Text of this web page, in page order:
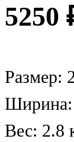
5250
Размер:
Ширина:
Вес: 2.8